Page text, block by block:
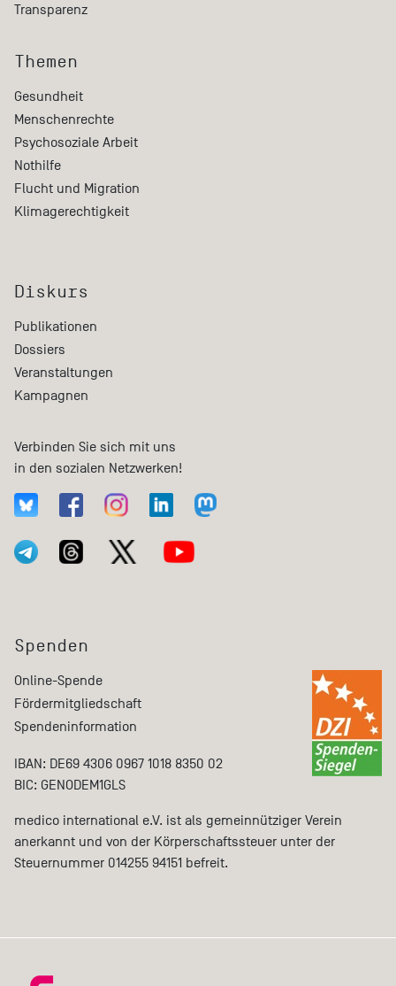
Transparenz
Themen
Gesundheit
Menschenrechte
Psychosoziale Arbeit
Nothilfe
Flucht und Migration
Klimagerechtigkeit
Diskurs
Publikationen
Dossiers
Veranstaltungen
Kampagnen
Verbinden Sie sich mit uns
in den sozialen Netzwerken!
Spenden
Online-Spende
Fördermitgliedschaft
Spendeninformation
IBAN: DE69 4306 0967 1018 8350 02
BIC: GENODEM1GLS
medico international e.V. ist als gemeinnütziger Verein
anerkannt und von der Körperschaftssteuer unter der
Steuernummer 014255 94151 befreit.